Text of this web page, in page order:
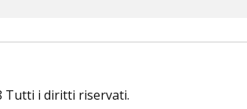
Tutti i diritti riservati.